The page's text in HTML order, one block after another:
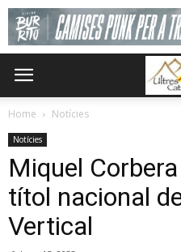
Home Notícies
Notícies
Miquel
títol nacional
Vertical